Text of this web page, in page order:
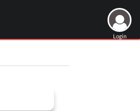
Login